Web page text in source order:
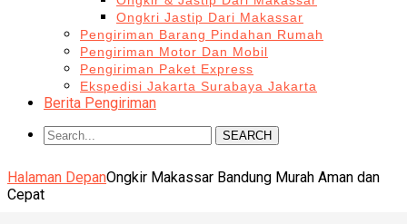
Ongkri Jastip Dari Makassar
Pengiriman Barang Pindahan Rumah
Pengiriman Motor Dan Mobil
Pengiriman Paket Express
Ekspedisi Jakarta Surabaya Jakarta
Berita Pengiriman
SEARCH
Halaman DepanOngkir Makassar Bandung Murah Aman dan
Cepat